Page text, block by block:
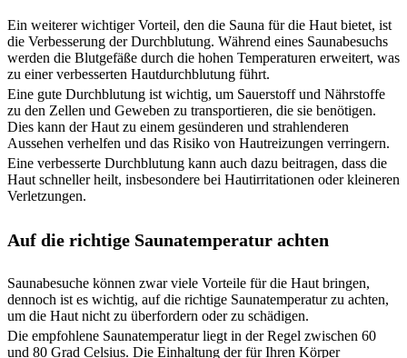
Ein weiterer wichtiger Vorteil, den die Sauna für die Haut bietet, ist
die Verbesserung der Durchblutung. Während eines Saunabesuchs
werden die Blutgefäße durch die hohen Temperaturen erweitert, was
zu einer verbesserten Hautdurchblutung führt.
Eine gute Durchblutung ist wichtig, um Sauerstoff und Nährstoffe
zu den Zellen und Geweben zu transportieren, die sie benötigen.
Dies kann der Haut zu einem gesünderen und strahlenderen
Aussehen verhelfen und das Risiko von Hautreizungen verringern.
Eine verbesserte Durchblutung kann auch dazu beitragen, dass die
Haut schneller heilt, insbesondere bei Hautirritationen oder kleineren
Verletzungen.
Auf die richtige Saunatemperatur achten
Saunabesuche können zwar viele Vorteile für die Haut bringen,
dennoch ist es wichtig, auf die richtige Saunatemperatur zu achten,
um die Haut nicht zu überfordern oder zu schädigen.
Die empfohlene Saunatemperatur liegt in der Regel zwischen 60
und 80 Grad Celsius. Die Einhaltung der für Ihren Körper